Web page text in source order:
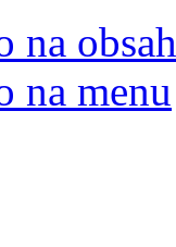
na obsah
na menu